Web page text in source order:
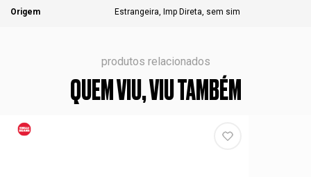
Origem Estrangeira, Imp Direta, sem sim
produtos relacionados
QUEM VIU, VIU TAMBÉM